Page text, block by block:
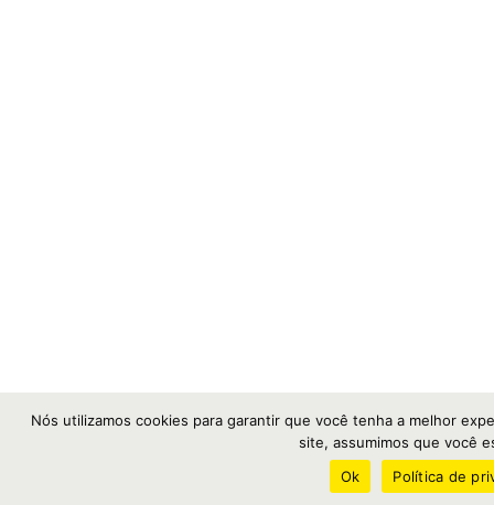
Nós utilizamos cookies para garantir que você tenha a melhor
site, assumimos que você
Ok
Política de